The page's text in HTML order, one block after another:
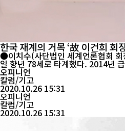
한국 재계의 거목 ‘故 이건희 회
●이치수(사단법인 세계언론협회 회장) 이건희 삼성전자 회
일 향년 78세로 타계했다. 2014년
온 지 6년 만이다. 고 이건희 회장은
맞게 가전과 모바일, 반도체 부문에
별을 만들었다. 2006년 글로벌 TV
치고 1위로 앞섰고, 미국 애플의 막강
오피니언
칼럼/기고
2020.10.26 15:31
오피니언
칼럼/기고
2020.10.26 15:31